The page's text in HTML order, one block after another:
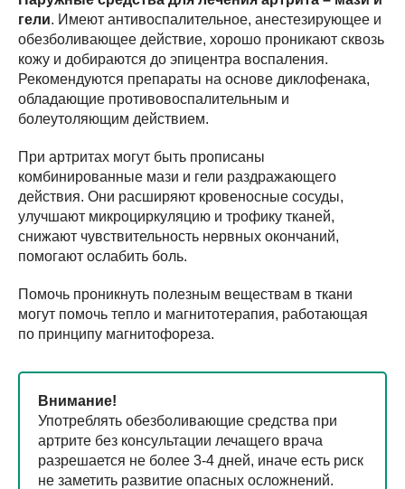
гели. Имеют антивоспалительное, анестезирующее и
обезболивающее действие, хорошо проникают сквозь
кожу и добираются до эпицентра воспаления.
Рекомендуются препараты на основе диклофенака,
обладающие противовоспалительным и
болеутоляющим действием.
При артритах могут быть прописаны
комбинированные мази и гели раздражающего
действия. Они расширяют кровеносные сосуды,
улучшают микроциркуляцию и трофику тканей,
снижают чувствительность нервных окончаний,
помогают ослабить боль.
Помочь проникнуть полезным веществам в ткани
могут помочь тепло и магнитотерапия, работающая
по принципу магнитофореза.
Внимание!
Употреблять обезболивающие средства при
артрите без консультации лечащего врача
разрешается не более 3-4 дней, иначе есть риск
не заметить развитие опасных осложнений.